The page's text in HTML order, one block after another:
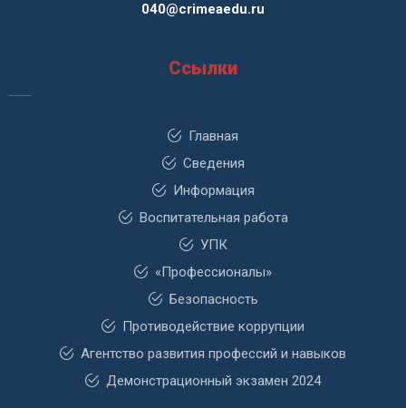
040@crimeaedu.ru
Ссылки
Главная
Сведения
Информация
Воспитательная работа
УПК
«Профессионалы»
Безопасность
Противодействие коррупции
Агентство развития профессий и навыков
Демонстрационный экзамен 2024